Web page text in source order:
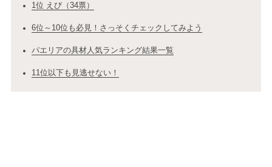
1位 えび（34票）
6位～10位も必見！さっそくチェックしてみよう
パエリアの具材人気ランキング結果一覧
11位以下も見逃せない！